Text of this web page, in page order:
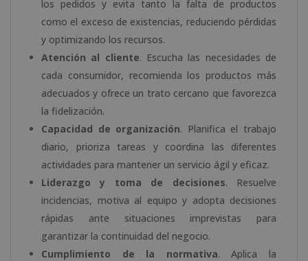
los pedidos y evita tanto la falta de productos
como el exceso de existencias, reduciendo pérdidas
y optimizando los recursos.
Atención al cliente. Escucha las necesidades de
cada consumidor, recomienda los productos más
adecuados y ofrece un trato cercano que favorezca
la fidelización.
Capacidad de organización. Planifica el trabajo
diario, prioriza tareas y coordina las diferentes
actividades para mantener un servicio ágil y eficaz.
Liderazgo y toma de decisiones. Resuelve
incidencias, motiva al equipo y adopta decisiones
rápidas ante situaciones imprevistas para
garantizar la continuidad del negocio.
Cumplimiento de la normativa. Aplica la